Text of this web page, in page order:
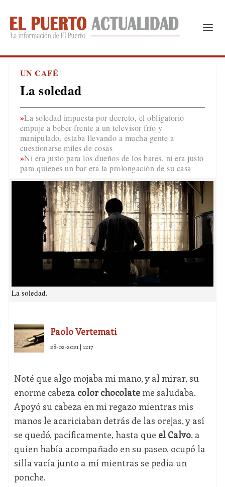
UN CAFÉ
La soledad
La soledad impuesta por decreto, el obligatorio
empuje a beber frente a un televisor frío y
manipulado, estaba llevando a mucha gente a
cuestionarse miles de cosas
Ni era justo para los dueños de los bares, ni era justo
para quienes un bar era la prolongación de su casa
La soledad.
Paolo Vertemati
28-02-2021 | 11:17
Noté que algo mojaba mi mano, y al mirar, su
enorme cabeza color chocolateme saludaba.
Apoyó su cabeza en mi regazo mientras mis
manos le acariciaban detrás de las orejas, y así
se quedó, pacíficamente, hasta que el Calvo, a
quien había acompañado en su paseo, ocupó la
silla vacía junto a mí mientras se pedía un
ponche.